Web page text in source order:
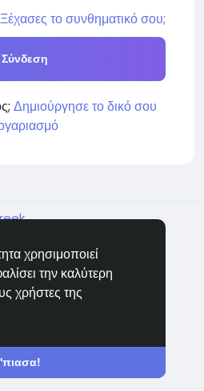
χρησιμοποιεί
την καλύτερη
χρήστες της
Ξέχασες το συνθηματικό σου;
Σύνδεση
Δημιούργησε το δικό σου